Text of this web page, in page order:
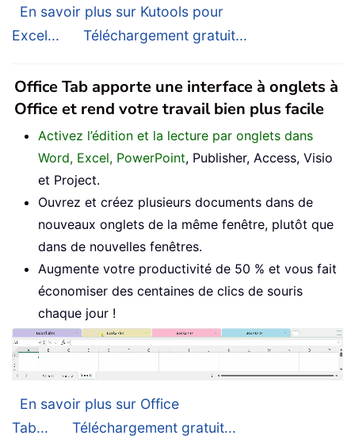
En savoir plus sur Kutools pour
Excel...
Téléchargement gratuit...
Office Tab apporte une interface à onglets à
Office et rend votre travail bien plus facile
Activez l’édition et la lecture par onglets dans
Word, Excel, PowerPoint, Publisher, Access, Visio
et Project.
Ouvrez et créez plusieurs documents dans de
nouveaux onglets de la même fenêtre, plutôt que
dans de nouvelles fenêtres.
Augmente votre productivité de 50 % et vous fait
économiser des centaines de clics de souris
chaque jour !
En savoir plus sur Office
Tab...
Téléchargement gratuit...